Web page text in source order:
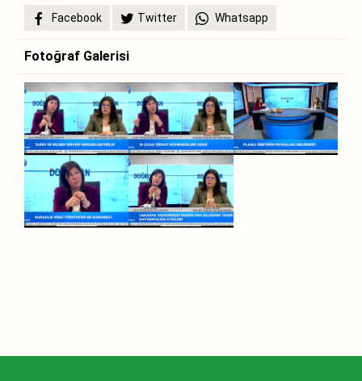
Facebook
Twitter Whatsapp
Fotoğraf Galerisi